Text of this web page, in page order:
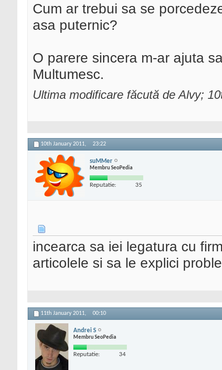
Cum ar trebui sa se
asa puternic?
O parere sincera m-ar ajuta
Multumesc.
Ultima modificare făcută de Alvy;
10th January 2011, 23:22
suMMer
Membru SeoPedia
Reputatie: 35
incearca sa iei legatura cu
articolele si sa le explici
11th January 2011, 00:10
Andrei S
Membru SeoPedia
Reputatie: 34